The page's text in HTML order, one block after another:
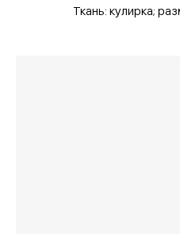
Ткань: кулирка;